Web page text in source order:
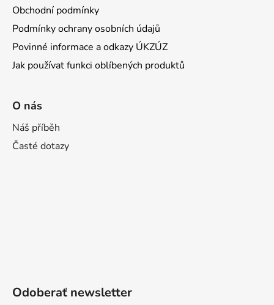
Obchodní podmínky
Podmínky ochrany osobních údajů
Povinné informace a odkazy ÚKZÚZ
Jak používat funkci oblíbených produktů
O nás
Náš příběh
Časté dotazy
Odoberať newsletter